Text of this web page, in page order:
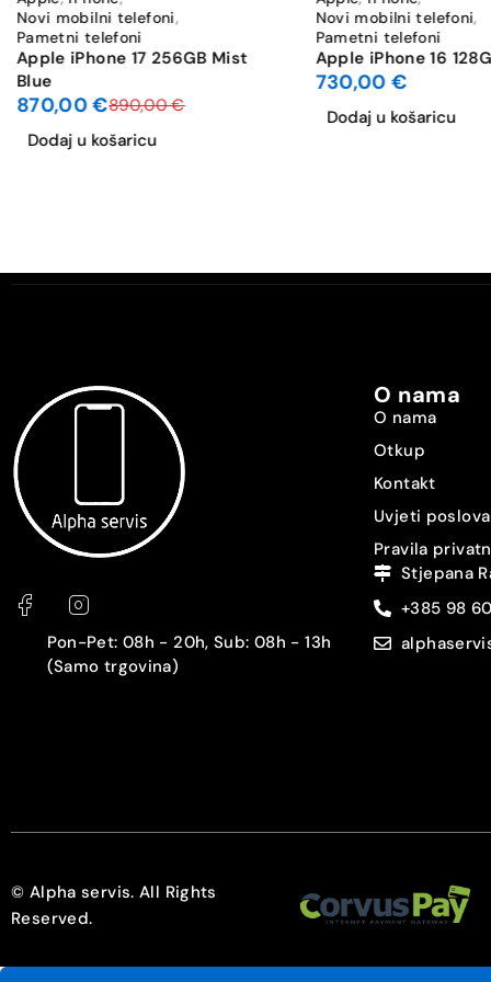
Kapacitet baterije [mAh]
Brzo punjenje [W]
Dimenzije [mm]
Novi mobilni telefoni,
Pametni telefoni
Apple iPhone 17 256GB Mist
Blue
890,00€
870,00€
Dodaj u košaricu
Novi mobilni telefoni,
Pametni telefoni
Apple iPhone 16
730,00€
Dodaj u košaricu
Pon-Pet: 08h - 20h, Sub: 08h - 13h
(Samo trgovina)
O nama
O nama
Otkup
Kontakt
Uvjeti
Pravila
Stjepana
+385 98
© Alpha servis. All Rights
Reserved.